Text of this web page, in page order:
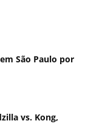
São Paulo por
vs. Kong,